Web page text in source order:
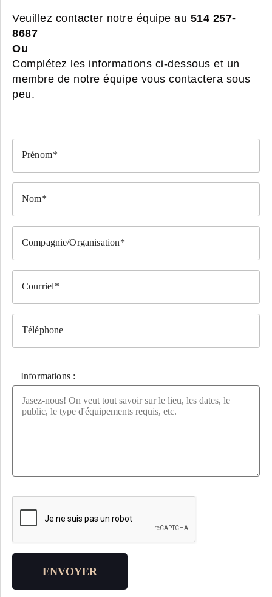
Veuillez contacter notre équipe au 514 257-
8687
Ou
Complétez les informations ci-dessous et un
membre de notre équipe vous contactera sous
peu.
Prénom
Nom
Compagnie/Organisation
Courriel
Téléphone
Informations :
ENVOYER